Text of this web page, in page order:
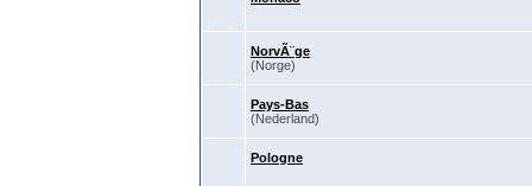
NorvÃ¨ge
(Norge)
Pays-Bas
(Nederland)
Pologne